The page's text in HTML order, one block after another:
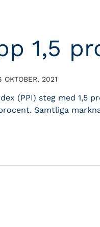
1,5
OKTOBER, 2021
(PPI) steg med 1,5
Samtliga